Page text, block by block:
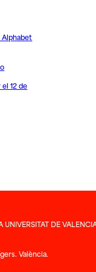
Alphabet
12 de
DE
València.